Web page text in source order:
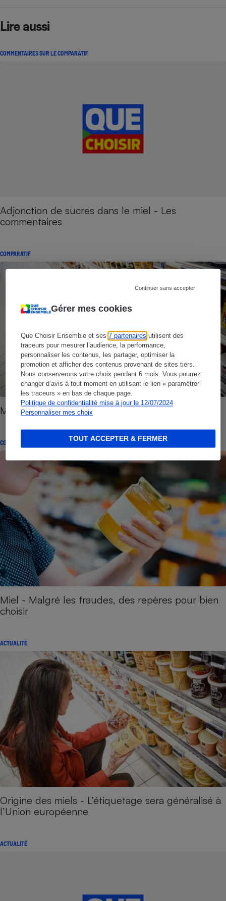
Gérer mes cookies
Que Choisir Ensemble et ses7 partenaires utilisent des
traceurs pour mesurer l’audience, la performance,
personnaliser les contenus, les partager, optimiser la
promotion et afficher des contenus provenant de sites tiers.
Nous conserverons votre choix pendant 6 mois. Vous pourrez
changer d’avis à tout moment en utilisant le lien « paramétrer
les traceurs » en bas de chaque page.
Politique de confidentialité mise à jour le 12/07/2024
Personnaliser mes choix
Continuer sans accepter
TOUT ACCEPTER & FERMER
Lire aussi
COMMENTAIRES SUR LE COMPARATIF
Adjonction de sucres dans le miel - Les
commentaires
COMPARATIF
Miels - Les pires et les meilleurs de notre test
CONSEILS
Miel - Malgré les fraudes, des repères pour bien
choisir
ACTUALITÉ
Origine des miels - L’étiquetage sera généralisé à
l’Union européenne
ACTUALITÉ